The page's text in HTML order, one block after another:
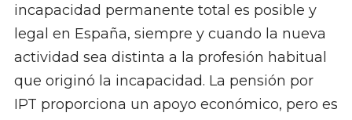
incapacidad permanente total es posible y
legal en España, siempre y cuando la nueva
actividad sea distinta a la profesión habitual
que originó la incapacidad. La pensión por
IPT proporciona un apoyo económico, pero es